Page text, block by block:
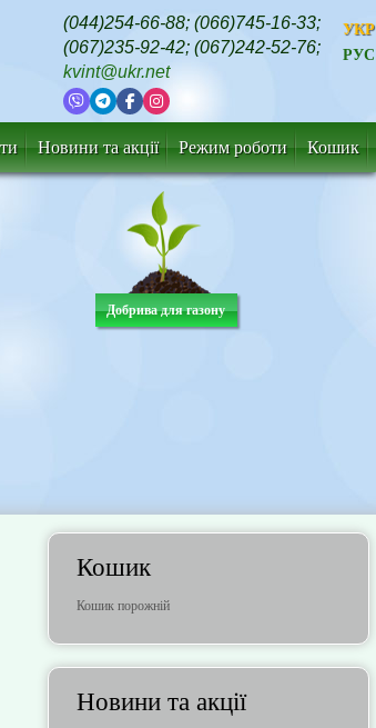
(044)254-66-88; (066)745-16-33;
(067)235-92-42; (067)242-52-76;
kvint@ukr.net
УКР
РУС
Новини та акції Режим роботи Кошик
Добрива для газону
Кошик
Кошик порожній
Новини та акції